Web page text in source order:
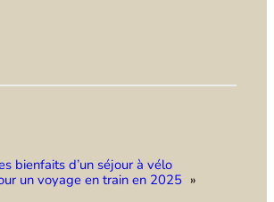
bienfaits d’un séjour à vélo
un voyage en train en 2025 »